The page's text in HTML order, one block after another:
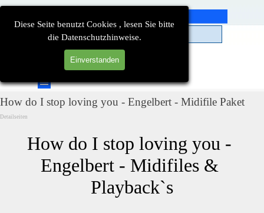
Diese Seite benutzt Cookies , lesen Sie bitte
die Datenschutzhinweise.
Einverstanden
Direkt zum Seiteninhalt
Menü überspringen
How do I stop loving you - Engelbert - Midifile Paket
Detailseiten
How do I stop loving you -
Engelbert - Midifiles &
Playback`s